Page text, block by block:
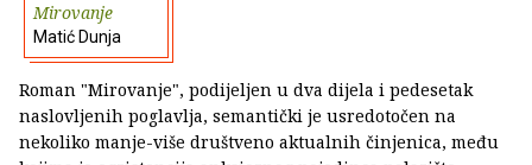
Mirovanje
Matić Dunja
Roman "Mirovanje", podijeljen u dva dijela i pedesetak
naslovljenih poglavlja, semantički je usredotočen na
nekoliko manje-više društveno aktualnih činjenica, među